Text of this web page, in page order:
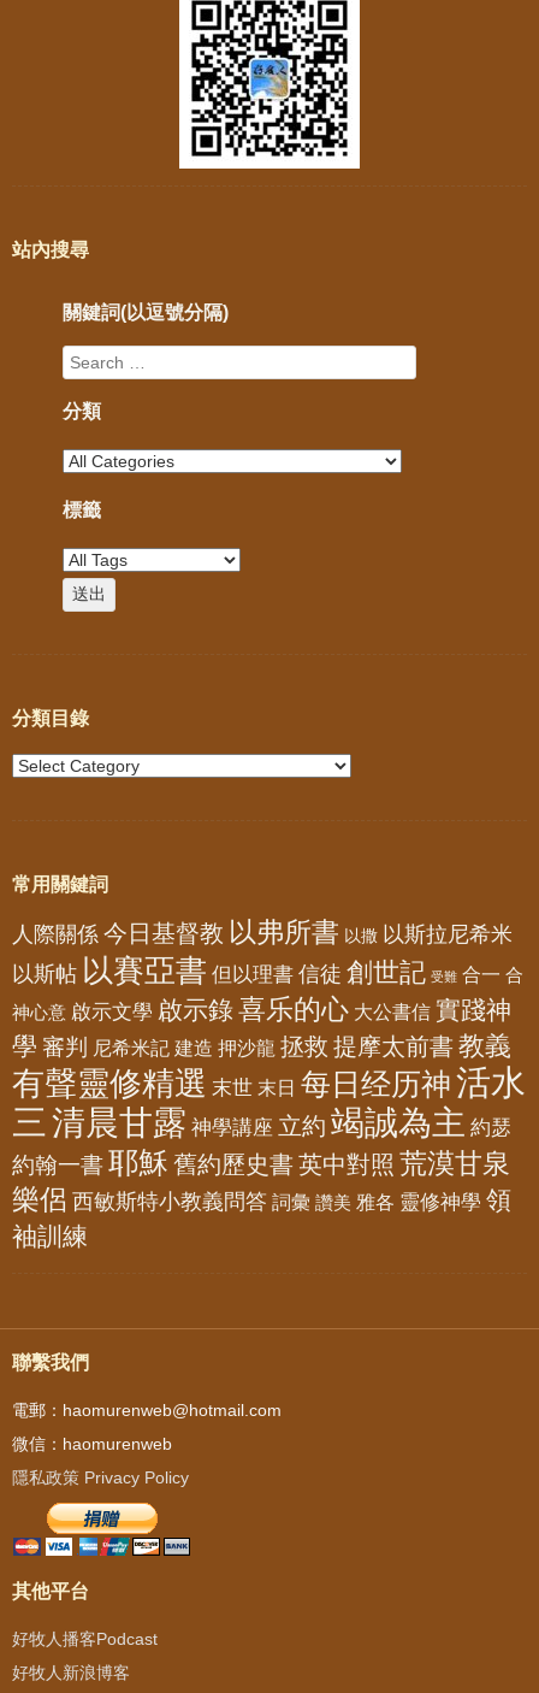
站內搜尋
關鍵詞(以逗號分隔)
分類
標籤
分類目錄
常用關鍵詞
人際關係 今日基督教 以弗所書 以撒 以斯拉尼希米
以斯帖 以賽亞書 但以理書 信徒 創世記 受難 合一 合
神心意 啟示文學 啟示錄喜乐的心 大公書信 實踐神
學 審判 尼希米記 建造 押沙龍 拯救 提摩太前書 教義
有聲靈修精選 末世 末日 每日经历神活水
三 清晨甘露 神學講座 立約 竭誠為主 約瑟
約翰一書耶穌 舊約歷史書 英中對照 荒漠甘泉
樂侶 西敏斯特小教義問答 詞彙 讚美 雅各 靈修神學 領
袖訓練
聯繫我們
電郵：haomurenweb@hotmail.com
微信：haomurenweb
隱私政策 Privacy Policy
其他平台
好牧人播客Podcast
好牧人新浪博客